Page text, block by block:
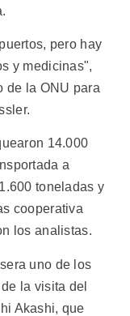
pero hay
y medicinas",
de la ONU para
14.000
a
toneladas y
cooperativa
los analistas.
uno de los
la visita del
Akashi, que